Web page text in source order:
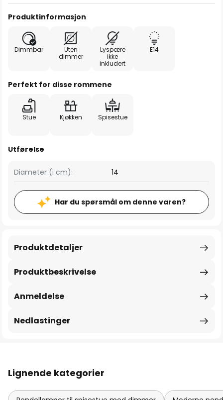
Produktinformasjon
Dimmbar
Uten
dimmer
Lyspære
ikke
inkludert
E14
Perfekt for disse rommene
Stue Kjøkken Spisestue
Utførelse
Diameter (i cm): 14
Har du spørsmål om denne varen?
Produktbeskrivelse
Produktdetaljer
Anmeldelse
Nedlastinger
Lignende kategorier